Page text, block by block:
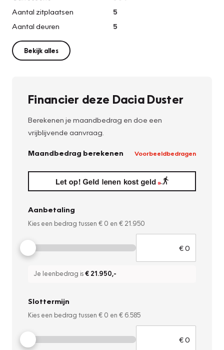
Aantal zitplaatsen
5
Aantal deuren
5
Bekijk alles
Financier deze Dacia Duster
Berekenen je maandbedrag en doe een
vrijblijvende aanvraag.
Maandbedrag berekenen Voorbeeldbedragen
Aanbetaling
Kies een bedrag tussen € 0 en € 21.950
Je leenbedrag is€ 21.950,-
Slottermijn
Kies een bedrag tussen € 0 en € 6.585